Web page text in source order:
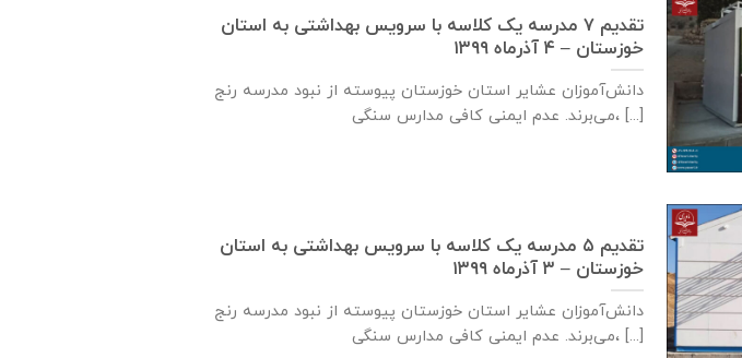
تقدیم ۷ مدرسه یک کلاسه با سرويس بهداشتی به استان
خوزستان – ۴ آذر‌ماه ۱۳۹۹
دانش‌آموزان عشایر استان خوزستان پيوسته از نبود مدرسه رنج
می‌برند. عدم ایمنی کافی مدارس سنگی، [...]
تقدیم ۵ مدرسه یک کلاسه با سرويس بهداشتی به استان
خوزستان – ۳ آذر‌ماه ۱۳۹۹
دانش‌آموزان عشایر استان خوزستان پيوسته از نبود مدرسه رنج
می‌برند. عدم ایمنی کافی مدارس سنگی، [...]